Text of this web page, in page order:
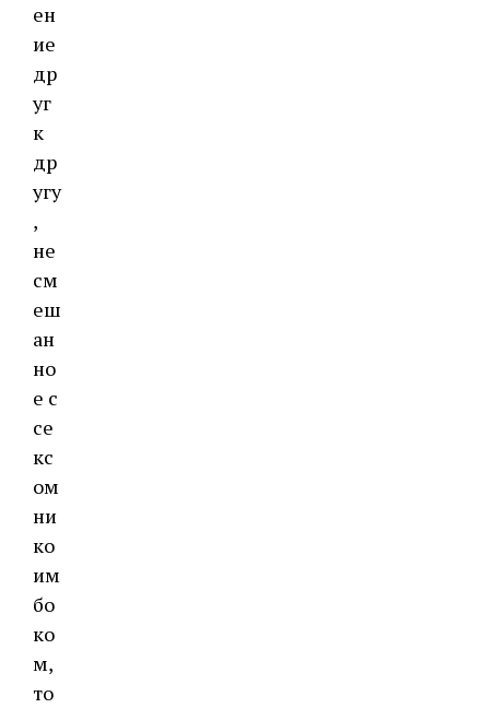
ен
ие
др
уг
к
др
угу
,
не
см
еш
ан
но
е с
се
кс
ом
ни
ко
им
бо
ко
м,
то